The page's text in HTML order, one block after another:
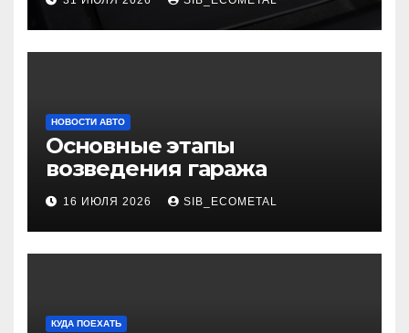
НОВОСТИ АВТО
Основные этапы
возведения гаража
16 ИЮЛЯ 2026 SIB_ECOMETAL
КУДА ПОЕХАТЬ